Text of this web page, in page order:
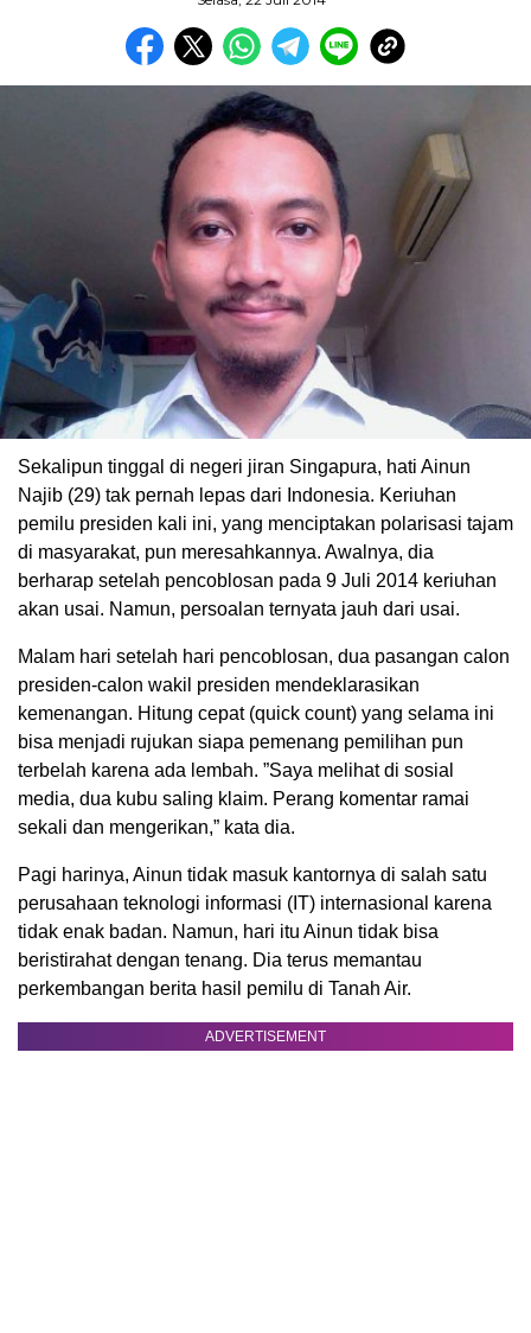
Sekalipun tinggal di negeri jiran Singapura, hati Ainun
Najib (29) tak pernah lepas dari Indonesia. Keriuhan
pemilu presiden kali ini, yang menciptakan polarisasi tajam
di masyarakat, pun meresahkannya. Awalnya, dia
berharap setelah pencoblosan pada 9 Juli 2014 keriuhan
akan usai. Namun, persoalan ternyata jauh dari usai.
Malam hari setelah hari pencoblosan, dua pasangan calon
presiden-calon wakil presiden mendeklarasikan
kemenangan. Hitung cepat (quick count) yang selama ini
bisa menjadi rujukan siapa pemenang pemilihan pun
terbelah karena ada lembah. ”Saya melihat di sosial
media, dua kubu saling klaim. Perang komentar ramai
sekali dan mengerikan,” kata dia.
Pagi harinya, Ainun tidak masuk kantornya di salah satu
perusahaan teknologi informasi (IT) internasional karena
tidak enak badan. Namun, hari itu Ainun tidak bisa
beristirahat dengan tenang. Dia terus memantau
perkembangan berita hasil pemilu di Tanah Air.
ADVERTISEMENT